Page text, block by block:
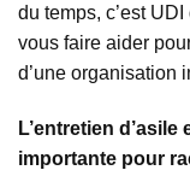
du temps, c’est
vous faire aider
d’une organisation
L’entretien
importante pour